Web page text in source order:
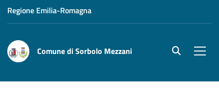
Regione Emilia-Romagna
Comune di Sorbolo Mezzani site.searc